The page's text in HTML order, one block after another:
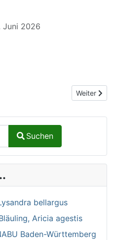
Juni 2026
Catocala promissa
Nächster
Weiter
Suchen
bellargus
Aricia agestis
Baden-Württemberg